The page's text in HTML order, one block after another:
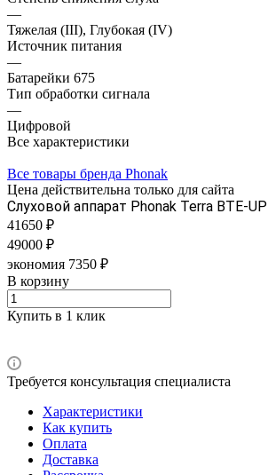
—
Тяжелая (III), Глубокая (IV)
Источник питания
—
Батарейки 675
Тип обработки сигнала
—
Цифровой
Все характеристики
Все товары бренда Phonak
Цена действительна только для сайта
Слуховой аппарат Phonak Terra BTE-UP
41650 ₽
49000 ₽
экономия 7350 ₽
В корзину
Купить в 1 клик
Требуется консультация специалиста
Характеристики
Как купить
Оплата
Доставка